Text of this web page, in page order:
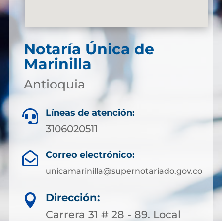
Notaría Única de
Marinilla
Antioquia
 Líneas de atención:
3106020511
 Correo electrónico:
unicamarinilla@supernotariado.gov.co

Dirección:
Carrera 31 # 28 - 89. Local